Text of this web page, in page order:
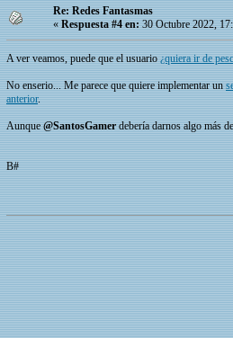
Re: Redes Fantasmas
«Respuesta #4 en:30 Octubre 2022,
A ver veamos, puede que el usuario¿quiera ir de
No enserio... Me parece que quiere implementar un
anterior.
Aunque@SantosGamerdebería darnos algo más
B#